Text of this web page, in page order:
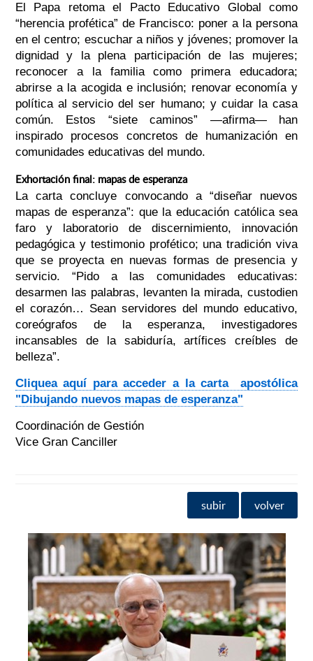
El Papa retoma el Pacto Educativo Global como
“herencia profética” de Francisco: poner a la persona
en el centro; escuchar a niños y jóvenes; promover la
dignidad y la plena participación de las mujeres;
reconocer a la familia como primera educadora;
abrirse a la acogida e inclusión; renovar economía y
política al servicio del ser humano; y cuidar la casa
común. Estos “siete caminos” —afirma— han
inspirado procesos concretos de humanización en
comunidades educativas del mundo.
Exhortación final: mapas de esperanza
La carta concluye convocando a “diseñar nuevos
mapas de esperanza”: que la educación católica sea
faro y laboratorio de discernimiento, innovación
pedagógica y testimonio profético; una tradición viva
que se proyecta en nuevas formas de presencia y
servicio. “Pido a las comunidades educativas:
desarmen las palabras, levanten la mirada, custodien
el corazón… Sean servidores del mundo educativo,
coreógrafos de la esperanza, investigadores
incansables de la sabiduría, artífices creíbles de
belleza”.
Cliquea aquí para acceder a la carta apostólica
"Dibujando nuevos mapas de esperanza"
Coordinación de Gestión
Vice Gran Canciller
subir volver